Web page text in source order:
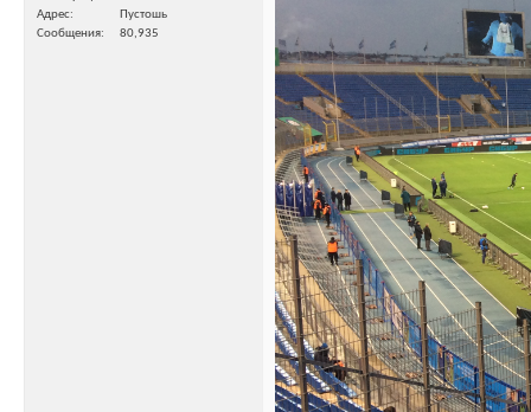
Адрес
Пустошь
Сообщения
80,935